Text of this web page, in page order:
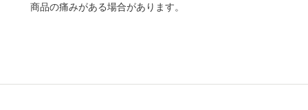
商品の痛みがある場合があります。